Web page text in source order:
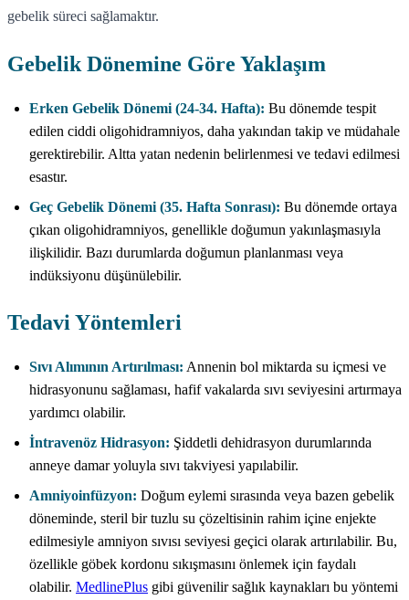
gebelik süreci sağlamaktır.
Gebelik Dönemine Göre Yaklaşım
Erken Gebelik Dönemi (24-34. Hafta): Bu dönemde tespit
edilen ciddi oligohidramniyos, daha yakından takip ve müdahale
gerektirebilir. Altta yatan nedenin belirlenmesi ve tedavi edilmesi
esastır.
Geç Gebelik Dönemi (35. Hafta Sonrası): Bu dönemde ortaya
çıkan oligohidramniyos, genellikle doğumun yakınlaşmasıyla
ilişkilidir. Bazı durumlarda doğumun planlanması veya
indüksiyonu düşünülebilir.
Tedavi Yöntemleri
Sıvı Alımının Artırılması: Annenin bol miktarda su içmesi ve
hidrasyonunu sağlaması, hafif vakalarda sıvı seviyesini artırmaya
yardımcı olabilir.
İntravenöz Hidrasyon: Şiddetli dehidrasyon durumlarında
anneye damar yoluyla sıvı takviyesi yapılabilir.
Amniyoinfüzyon: Doğum eylemi sırasında veya bazen gebelik
döneminde, steril bir tuzlu su çözeltisinin rahim içine enjekte
edilmesiyle amniyon sıvısı seviyesi geçici olarak artırılabilir. Bu,
özellikle göbek kordonu sıkışmasını önlemek için faydalı
olabilir. MedlinePlus gibi güvenilir sağlık kaynakları bu yöntemi